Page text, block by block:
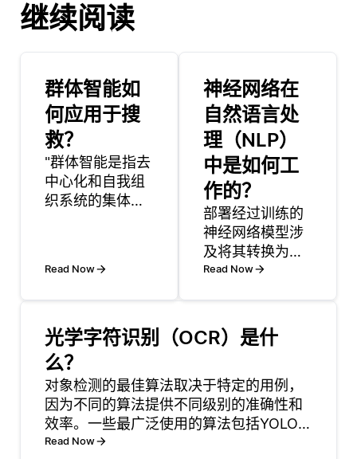
继续阅读
群体智能如
何应用于搜
救？
"群体智能是指去
中心化和自我组
织系统的集体行
搜索和救援行动
的背景下，群体
动队伍定位和协
助遇难者的有效
性和效率。通过
模仿这些自然行
为，救援队伍，
无论是由人类组
成还是利用自主
Read Now
神经网络在
自然语言处
理（NLP）
中是如何工
作的？
部署经过训练的
神经网络模型涉
及将其转换为适
合生产环境的格
成。
TensorFlow、
ONNX等框架简
化了模型序列化
和兼容性。 部署
Read Now
光学字符识别（OCR）是什
么？
对象检测的最佳算法取决于特定的用例，
因为不同的算法提供不同级别的准确性和
效率。一些最广泛使用的算法包括YOLO
(你只看一次)，SSD (单次多盒检测器) 和
Read Now